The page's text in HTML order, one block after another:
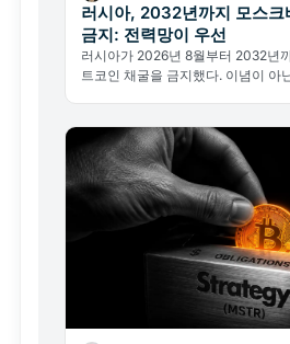
러시아, 2032년까지 모스크
금지: 전력망이 우선
러시아가 2026년 8월부터 2032년
트코인 채굴을 금지했다. 이념이 아